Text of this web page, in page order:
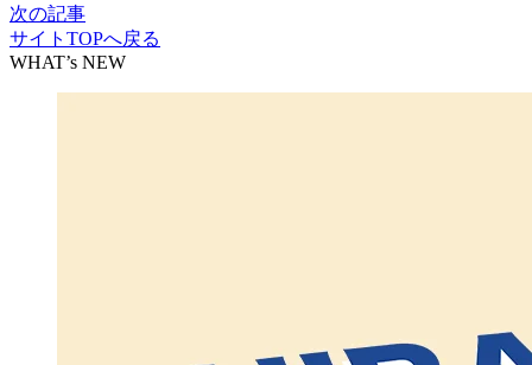
次の記事
サイトTOPへ戻る
WHAT’s NEW